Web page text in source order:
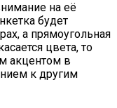
на её
будет
а прямоугольная
цвета, то
акцентом в
к другим